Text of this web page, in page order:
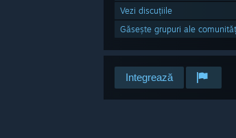
Vezi discuțiile
Găsește grupuri ale
Integrează